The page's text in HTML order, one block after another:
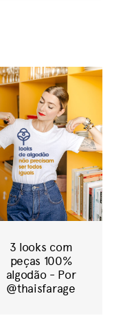
3 looks com
peças 100%
algodão - Por
@thaisfarage